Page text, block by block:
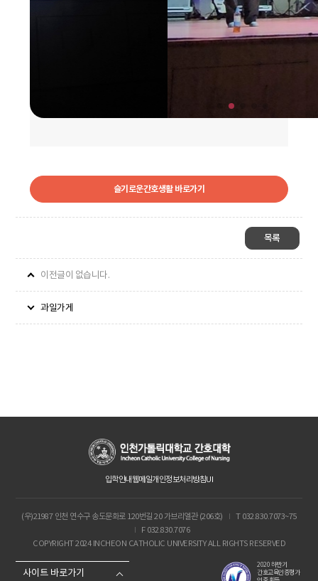
슬기로운간호생활 바로가기
목록
이전글이 없습니다.
과일가게
입학안내웹메일개인정보처리방침UI
2020 하반기
간호교육인증평가
(우)21987 인천 연수구 송도문화로 120번길 20 가브리엘관 (206호) I T 032.830.7073~75
I
F 032.830.7076
COPYRIGHT 2024 INCHEON CATHOLIC UNIVERSITY ALL RIGHTS RESERVED
사이트 바로가기